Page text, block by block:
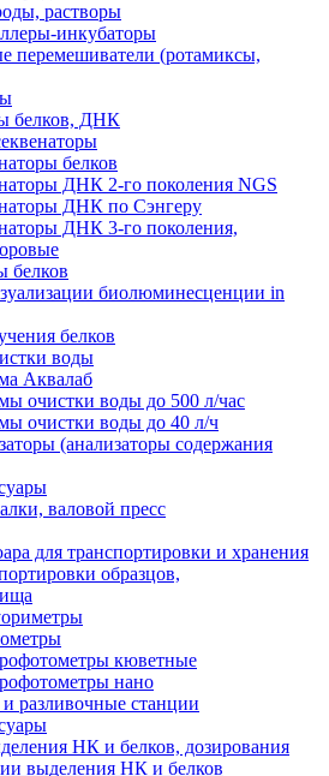
растворы
инкубаторы
перемешиватели (ротамиксы,
белков, ДНК
белков
ДНК 2-го поколения NGS
ДНК по Сэнгеру
ДНК 3-го поколения,
белков
биолюминесценции in
белков
воды
Аквалаб
очистки воды до 500 л/час
очистки воды до 40 л/ч
(анализаторы содержания
валовой пресс
для транспортировки и хранения
образцов,
кюветные
нано
разливочные станции
НК и белков, дозирования
выделения НК и белков